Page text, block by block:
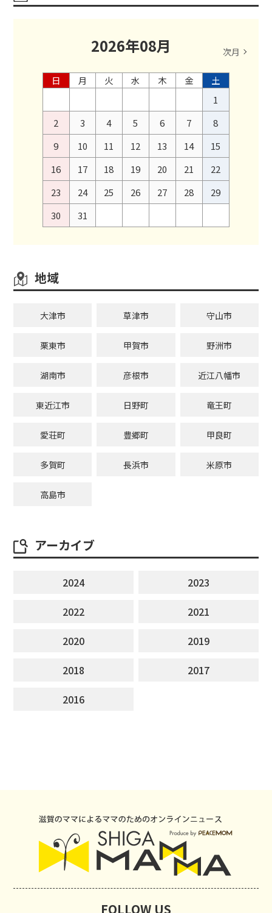
2026年08月 次月
日 月 火 水 木 金
土
1
2
3 4 5 6 7
8
9
10 11 12 13 14
15
16
17 18 19 20 21
22
23
24 25 26 27 28
29
30
31
地域
大津市 草津市 守山市
栗東市 甲賀市 野洲市
湖南市 彦根市 近江八幡市
東近江市 日野町 竜王町
愛荘町 豊郷町 甲良町
多賀町 長浜市 米原市
高島市
アーカイブ
2024
2023
2022
2021
2020
2019
2018
2017
2016
FOLLOW US